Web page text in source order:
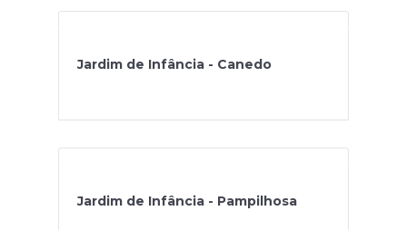
Jardim de Infância - Canedo
Jardim de Infância - Pampilhosa